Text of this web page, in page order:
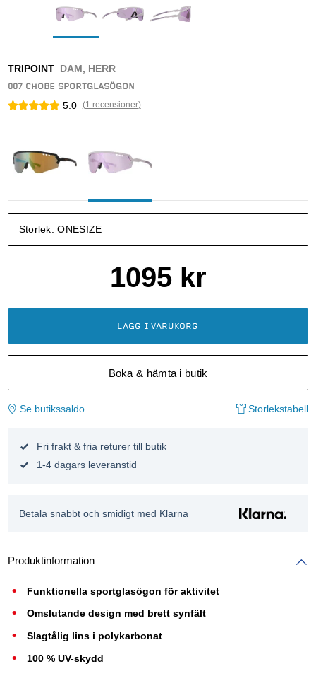
TRIPOINT DAM, HERR
007 CHOBE SPORTGLASÖGON
5.0 (1 recensioner)
Storlek:ONESIZE
1095kr
LÄGG I VARUKORG
Boka & hämta i butik
Se butikssaldo Storlekstabell
Fri frakt & fria returer till butik
1-4 dagars leveranstid
Betala snabbt och smidigt med Klarna
Produktinformation
Funktionella sportglasögon för aktivitet
Omslutande design med brett synfält
Slagtålig lins i polykarbonat
100 % UV-skydd